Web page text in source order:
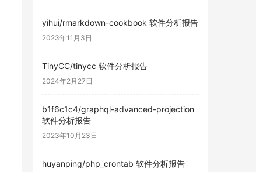
yihui/rmarkdown-cookbook 软件分析报告
2023年11月3日
TinyCC/tinycc 软件分析报告
2024年2月27日
b1f6c1c4/graphql-advanced-projection
软件分析报告
2023年10月23日
huyanping/php_crontab 软件分析报告